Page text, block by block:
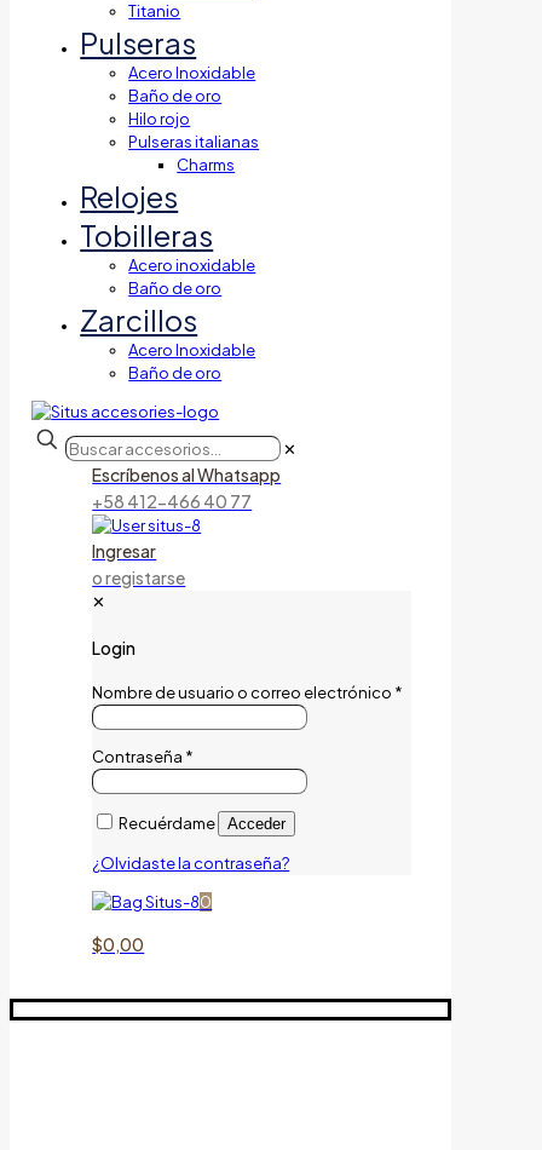
Titanio
Pulseras
Acero Inoxidable
Baño de oro
Hilo rojo
Pulseras italianas
Charms
Relojes
Tobilleras
Acero inoxidable
Baño de oro
Zarcillos
Acero Inoxidable
Baño de oro
✕
Escríbenos al Whatsapp
+58 412-466 40 77
Ingresar
o registarse
✕
Login
Nombre de usuario o correo electrónico *
Contraseña *
Recuérdame Acceder
¿Olvidaste la contraseña?
0
$0,00